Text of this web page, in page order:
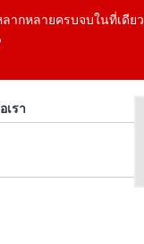
ากหลายครบจบในที่เดียว
เรา